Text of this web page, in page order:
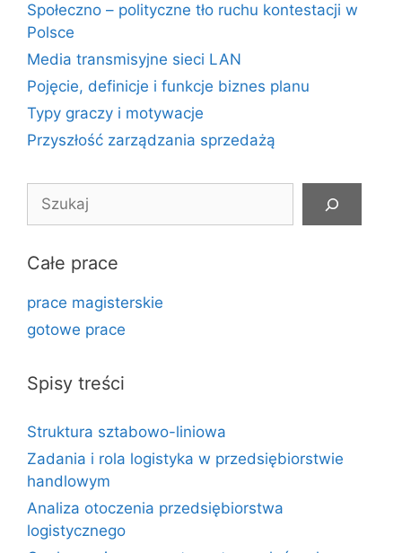
Społeczno – polityczne tło ruchu kontestacji w
Polsce
Media transmisyjne sieci LAN
Pojęcie, definicje i funkcje biznes planu
Typy graczy i motywacje
Przyszłość zarządzania sprzedażą
Szukaj
Całe prace
prace magisterskie
gotowe prace
Spisy treści
Struktura sztabowo-liniowa
Zadania i rola logistyka w przedsiębiorstwie
handlowym
Analiza otoczenia przedsiębiorstwa
logistycznego